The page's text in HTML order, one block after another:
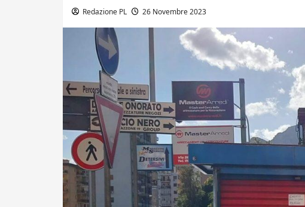
Redazione PL 26 Novembre 2023